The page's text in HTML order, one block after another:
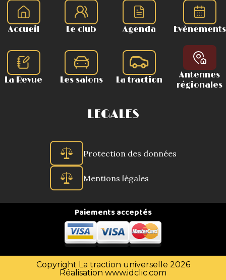
Accueil Le club Agenda Evènements
La Revue Les salons La traction
Antennes
régionales
LEGALES
Protection des données
Mentions légales
Paiements acceptés
Copyright La traction universelle 2026
Réalisation www.idclic.com